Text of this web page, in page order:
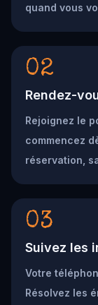
quand vous
02
Rendez-
Rejoignez le
commencez
réservation,
03
Suivez les
Votre
Résolvez les